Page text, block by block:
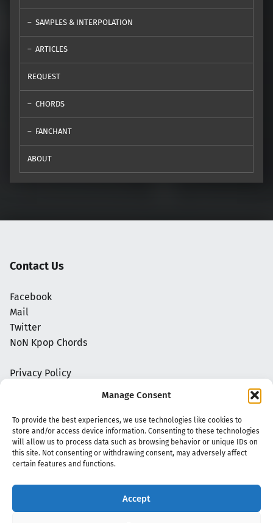
Manage Consent
To provide the best experiences, we use technologies like cookies to
store and/or access device information. Consenting to these technologies
will allow us to process data such as browsing behavior or unique IDs on
this site. Not consenting or withdrawing consent, may adversely affect
certain features and functions.
Accept
SAMPLES & INTERPOLATION
ARTICLES
REQUEST
CHORDS
FANCHANT
ABOUT
Contact Us
Facebook
Mail
Twitter
NoN Kpop Chords
Privacy Policy